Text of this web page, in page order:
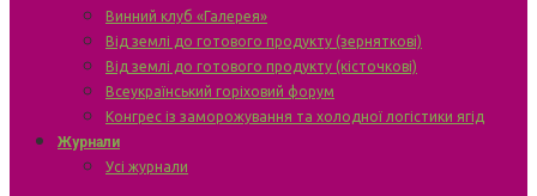
Винний клуб «Галерея»
Від землі до готового продукту (зерняткові)
Від землі до готового продукту (кісточкові)
Всеукраїнський горіховий форум
Конгрес із заморожування та холодної логістики ягід
Журнали
Усі журнали